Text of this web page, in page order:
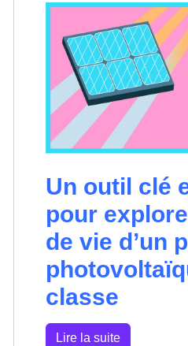
Un outil clé
pour
de vie d’un
classe
Lire la suite